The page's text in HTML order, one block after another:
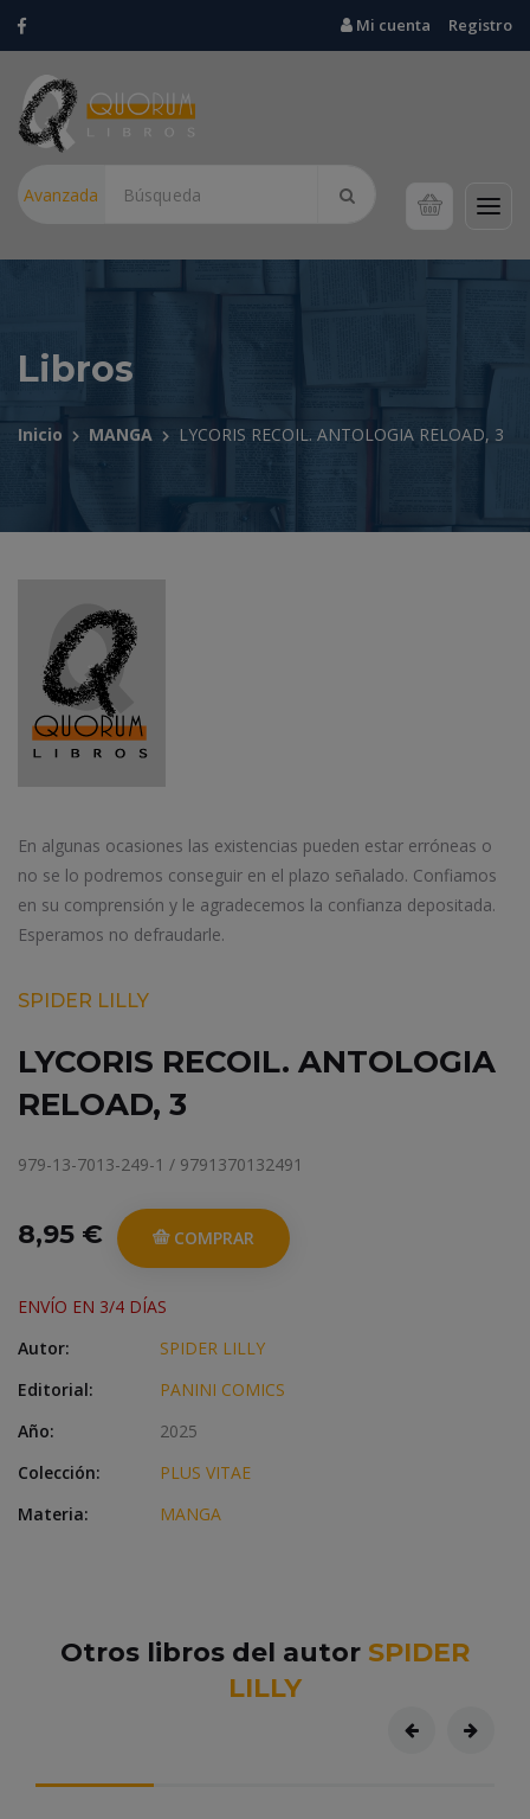
Mi cuenta Registro
Avanzada
Libros
Inicio MANGA LYCORIS RECOIL. ANTOLOGIA RELOAD, 3
En algunas ocasiones las existencias pueden estar erróneas o
no se lo podremos conseguir en el plazo señalado. Confiamos
en su comprensión y le agradecemos la confianza depositada.
Esperamos no defraudarle.
SPIDER LILLY
LYCORIS RECOIL. ANTOLOGIA
RELOAD, 3
979-13-7013-249-1 / 9791370132491
8,95 € COMPRAR
ENVÍO EN 3/4 DÍAS
Autor:
SPIDER LILLY
Editorial:
PANINI COMICS
Año:
2025
Colección:
PLUS VITAE
Materia:
MANGA
Otros libros del autor SPIDER
LILLY